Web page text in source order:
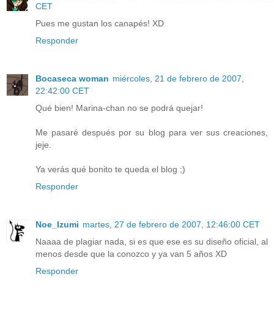
CET
Pues me gustan los canapés! XD
Responder
Bocaseca woman miércoles, 21 de febrero de 2007,
22:42:00 CET
Qué bien! Marina-chan no se podrá quejar!
Me pasaré después por su blog para ver sus creaciones,
jeje.
Ya verás qué bonito te queda el blog ;)
Responder
Noe_Izumi martes, 27 de febrero de 2007, 12:46:00 CET
Naaaa de plagiar nada, si es que ese es su diseño oficial, al
menos desde que la conozco y ya van 5 años XD
Responder